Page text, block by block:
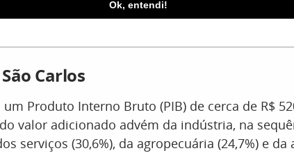
Carlos
um Produto Interno Bruto (PIB) de cerca de R$
valor adicionado advém da indústria, na
serviços (30,6%), da agropecuária (24,7%) e